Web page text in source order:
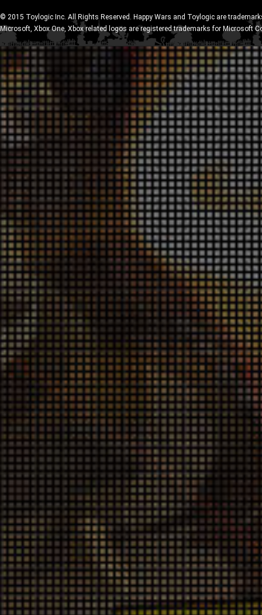
© 2015 Toylogic Inc. All Rights Reserved. Happy Wars and Toylogic are
Microsoft, Xbox One, Xbox related logos are registered trademarks for Microsoft